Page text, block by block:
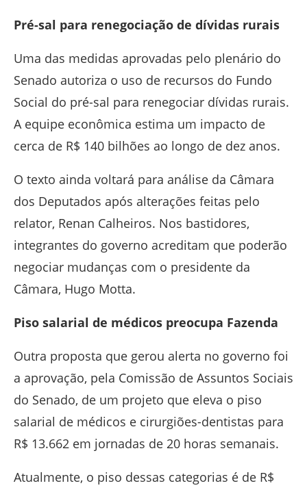
Pré-sal para renegociação de dívidas rurais
Uma das medidas aprovadas pelo plenário do
Senado autoriza o uso de recursos do Fundo
Social do pré-sal para renegociar dívidas rurais.
A equipe econômica estima um impacto de
cerca de R$ 140 bilhões ao longo de dez anos.
O texto ainda voltará para análise da Câmara
dos Deputados após alterações feitas pelo
relator, Renan Calheiros. Nos bastidores,
integrantes do governo acreditam que poderão
negociar mudanças com o presidente da
Câmara, Hugo Motta.
Piso salarial de médicos preocupa Fazenda
Outra proposta que gerou alerta no governo foi
a aprovação, pela Comissão de Assuntos Sociais
do Senado, de um projeto que eleva o piso
salarial de médicos e cirurgiões-dentistas para
R$ 13.662 em jornadas de 20 horas semanais.
Atualmente, o piso dessas categorias é de R$